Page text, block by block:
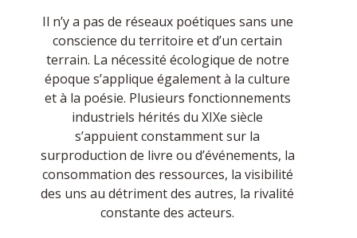
Il n’y a pas de réseaux poétiques sans une
conscience du territoire et d’un certain
terrain. La nécessité écologique de notre
époque s’applique également à la culture
et à la poésie. Plusieurs fonctionnements
industriels hérités du XIXe siècle
s’appuient constamment sur la
surproduction de livre ou d’événements, la
consommation des ressources, la visibilité
des uns au détriment des autres, la rivalité
constante des acteurs.